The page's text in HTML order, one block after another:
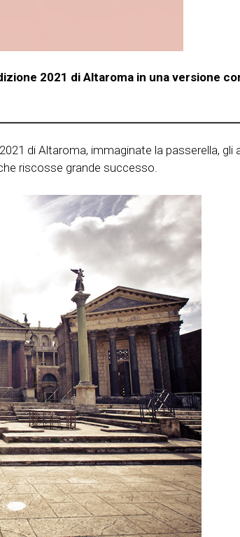
2021 di Altaroma in una versione
di Altaroma, immaginate la passerella, gli
riscosse grande successo.